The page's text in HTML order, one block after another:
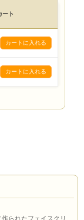
ート
られたフェイスクリ